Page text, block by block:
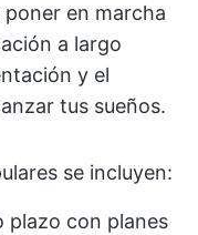
en marcha
a largo
y el
tus sueños.
se incluyen:
plazo con planes